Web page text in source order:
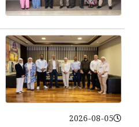
2026-08-05